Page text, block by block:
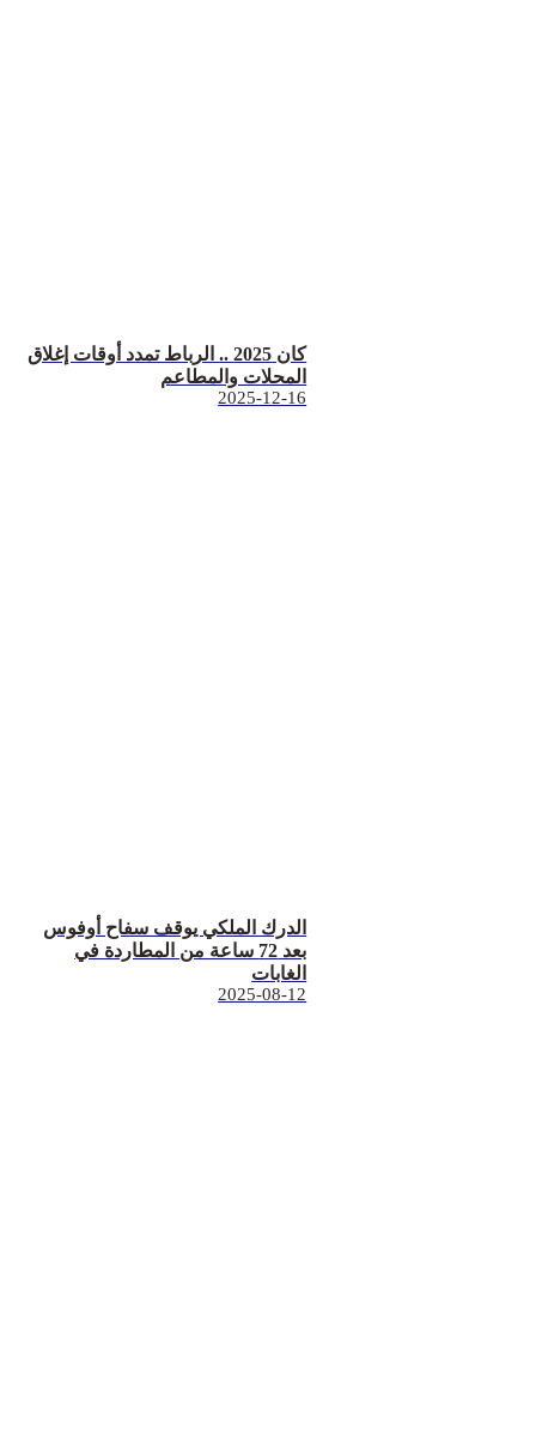
كان 2025 .. الرباط تمدد أوقات إغلاق
المحلات والمطاعم
2025-12-16
الدرك الملكي يوقف سفاح أوفوس
بعد 72 ساعة من المطاردة في
الغابات
2025-08-12